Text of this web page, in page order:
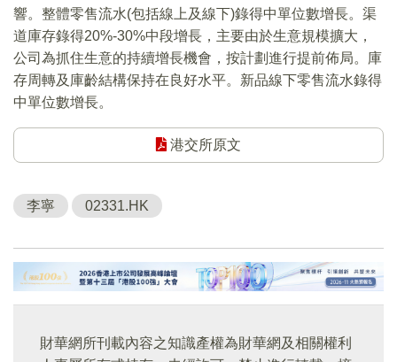
響。整體零售流水(包括線上及線下)錄得中單位數增長。渠
道庫存錄得20%-30%中段增長，主要由於生意規模擴大，
公司為抓住生意的持續增長機會，按計劃進行提前佈局。庫
存周轉及庫齡結構保持在良好水平。新品線下零售流水錄得
中單位數增長。
港交所原文
李寧 02331.HK
財華網所刊載內容之知識產權為財華網及相關權利